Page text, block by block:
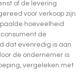
of de levering
voor verkoop zijn
hoeveelheid
de
dat evenredig is aan
de ondernemer is
vergeleken met